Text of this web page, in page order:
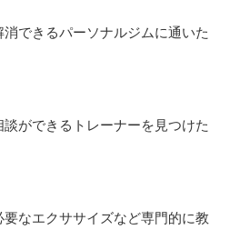
消できるパーソナルジムに通いた
談ができるトレーナーを見つけた
要なエクササイズなど専門的に教